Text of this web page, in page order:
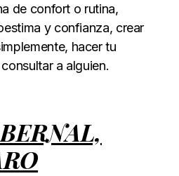
de confort o rutina,
y confianza, crear
hacer tu
a alguien.